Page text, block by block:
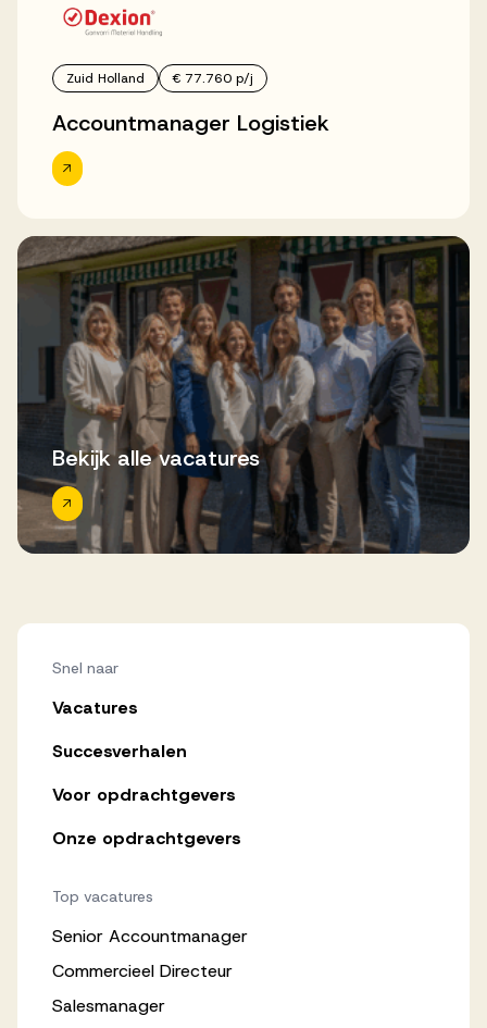
Zuid Holland € 77.760 p/j
Accountmanager Logistiek
Bekijk alle vacatures
Snel naar
Vacatures
Succesverhalen
Voor opdrachtgevers
Onze opdrachtgevers
Top vacatures
Senior Accountmanager
Commercieel Directeur
Salesmanager